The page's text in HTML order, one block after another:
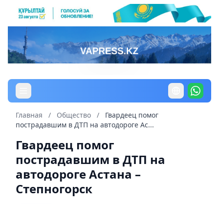
Главная / Общество /
Гвардеец помог
пострадавшим в ДТП на автодороге Ас...
Гвардеец помог
пострадавшим в ДТП на
автодороге Астана –
Степногорск